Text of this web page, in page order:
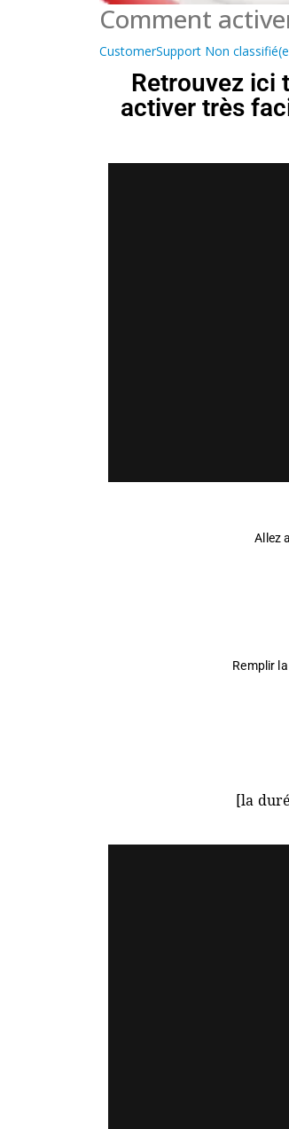
Comment
CustomerSupport Non
Retrouvez ici
activer très
Allez
Remplir
[la